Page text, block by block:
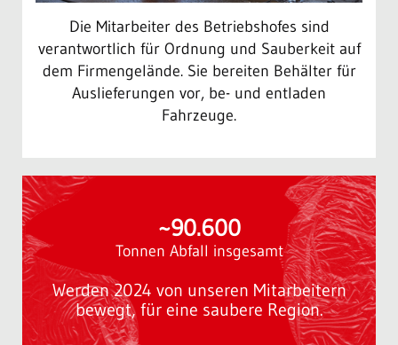
Die Mitarbeiter des Betriebshofes sind
verantwortlich für Ordnung und Sauberkeit auf
dem Firmengelände. Sie bereiten Behälter für
Auslieferungen vor, be- und entladen
Fahrzeuge.
~90.600
Tonnen Abfall insgesamt
Werden 2024 von unseren Mitarbeitern
bewegt, für eine saubere Region.